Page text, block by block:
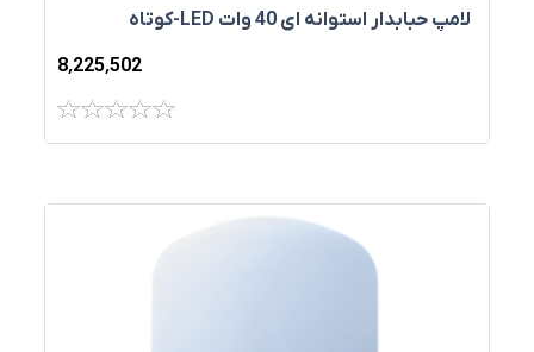
لامپ حبابدار استوانه اي 40 وات LED-کوتاه
8٬225٬502